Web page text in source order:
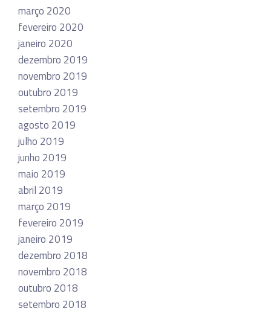
março 2020
fevereiro 2020
janeiro 2020
dezembro 2019
novembro 2019
outubro 2019
setembro 2019
agosto 2019
julho 2019
junho 2019
maio 2019
abril 2019
março 2019
fevereiro 2019
janeiro 2019
dezembro 2018
novembro 2018
outubro 2018
setembro 2018